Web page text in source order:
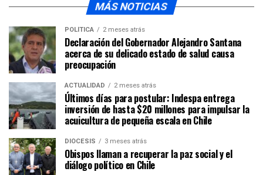
MÁS NOTICIAS
POLÍTICA 2 meses atrás
Declaración del Gobernador Alejandro Santana
acerca de su delicado estado de salud causa
preocupación
ACTUALIDAD 2 meses atrás
Últimos días para postular: Indespa entrega
inversión de hasta $20 millones para impulsar la
acuicultura de pequeña escala en Chile
DIÓCESIS 3 meses atrás
Obispos llaman a recuperar la paz social y el
diálogo político en Chile